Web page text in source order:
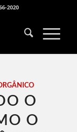
2020
O
O